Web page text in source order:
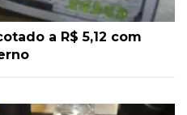
a R$ 5,12 com